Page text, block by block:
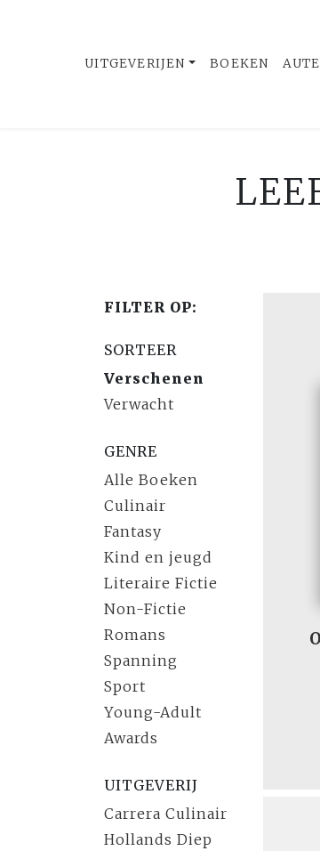
UITGEVERIJEN BOEKEN
FILTER OP:
SORTEER
Verschenen
Verwacht
GENRE
Alle Boeken
Culinair
Fantasy
Kind en jeugd
Literaire Fictie
Non-Fictie
Romans
Spanning
Sport
Young-Adult
Awards
UITGEVERIJ
Carrera Culinair
Hollands Diep